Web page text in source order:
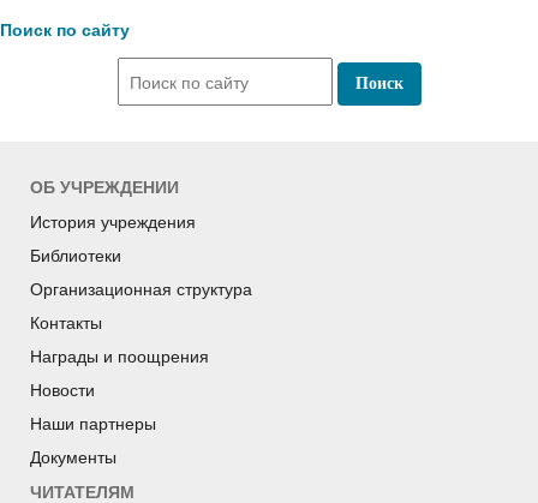
Поиск по сайту
ОБ УЧРЕЖДЕНИИ
История учреждения
Библиотеки
Организационная структура
Контакты
Награды и поощрения
Новости
Наши партнеры
Документы
ЧИТАТЕЛЯМ